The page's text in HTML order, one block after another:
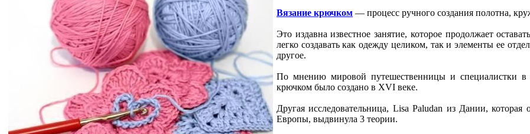
Вязание крючком — процесс ручного создания полотна,
Это издавна известное занятие, которое продолжает
легко создавать как одежду целиком, так и элементы ее
другое.
По мнению мировой путешественницы и специалистки в
крючком было создано в XVI веке.
Другая исследовательница, Lisа Paludan из Дании,
Европы, выдвинула 3 теории.